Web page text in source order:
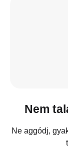
Nem
Ne aggódj,